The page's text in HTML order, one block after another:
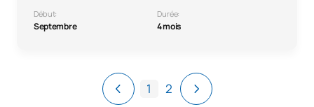
Début:
Septembre
Durée:
4 mois
1 2